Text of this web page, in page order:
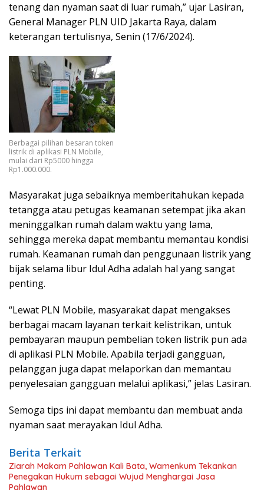
tenang dan nyaman saat di luar rumah,” ujar Lasiran,
General Manager PLN UID Jakarta Raya, dalam
keterangan tertulisnya, Senin (17/6/2024).
Berbagai pilihan besaran token
listrik di aplikasi PLN Mobile,
mulai dari Rp5000 hingga
Rp1.000.000.
Masyarakat juga sebaiknya memberitahukan kepada
tetangga atau petugas keamanan setempat jika akan
meninggalkan rumah dalam waktu yang lama,
sehingga mereka dapat membantu memantau kondisi
rumah. Keamanan rumah dan penggunaan listrik yang
bijak selama libur Idul Adha adalah hal yang sangat
penting.
“Lewat PLN Mobile, masyarakat dapat mengakses
berbagai macam layanan terkait kelistrikan, untuk
pembayaran maupun pembelian token listrik pun ada
di aplikasi PLN Mobile. Apabila terjadi gangguan,
pelanggan juga dapat melaporkan dan memantau
penyelesaian gangguan melalui aplikasi,” jelas Lasiran.
Semoga tips ini dapat membantu dan membuat anda
nyaman saat merayakan Idul Adha.
Berita Terkait
Ziarah Makam Pahlawan Kali Bata, Wamenkum Tekankan
Penegakan Hukum sebagai Wujud Menghargai Jasa
Pahlawan